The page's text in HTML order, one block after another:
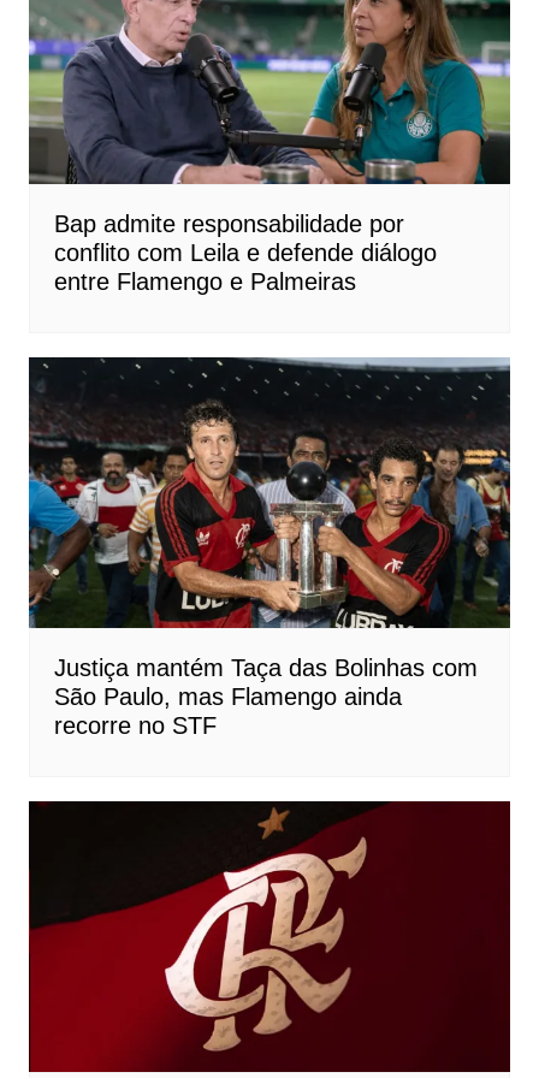
Bap admite responsabilidade por
conflito com Leila e defende diálogo
entre Flamengo e Palmeiras
Justiça mantém Taça das Bolinhas com
São Paulo, mas Flamengo ainda
recorre no STF